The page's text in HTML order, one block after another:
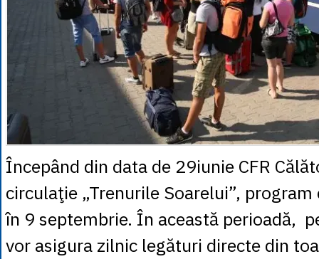
Începând din data de 29iunie CFR
circulaţie „Trenurile Soarelui”, program
în 9 septembrie. În această perioadă,
vor asigura zilnic legături directe din